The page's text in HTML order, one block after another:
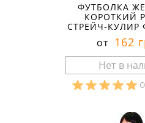
ФУТБОЛКА
КОРОТКИЙ
СТРЕЙЧ-КУЛИР
от 162